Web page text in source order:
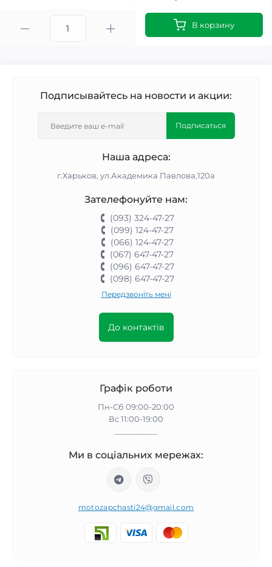
В корзину
Подписывайтесь на новости и акции:
Подписаться
Наша адреса:
г.Харьков, ул.Академика Павлова,120а
Зателефонуйте нам:
(093) 324-47-27
(099) 124-47-27
(066) 124-47-27
(067) 647-47-27
(096) 647-47-27
(098) 647-47-27
Передзвоніть мені
До контактів
Графік роботи
Пн-Сб 09:00-20:00
Вс 11:00-19:00
Ми в соціальних мережах:
motozapchasti24@gmail.com